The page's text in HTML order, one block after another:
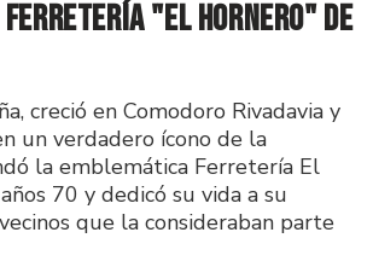
"El Hornero" de
creció en Comodoro Rivadavia y
un verdadero ícono de la
la emblemática Ferretería El
70 y dedicó su vida a su
que la consideraban parte